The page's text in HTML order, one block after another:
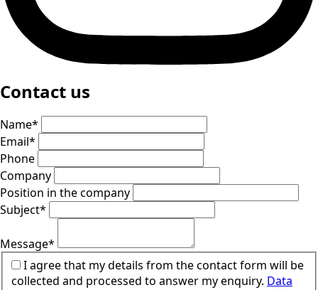
Contact us
Name*
Email*
Phone
Company
Position in the company
Subject*
Message*
I agree that my details from the contact form will be
collected and processed to answer my enquiry. Data